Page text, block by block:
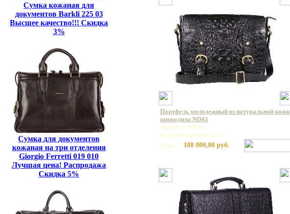
Сумка кожаная для
документов Barkli 225 03
Высшее качество!!! Скидка
3%
Сумка для документов
кожаная на три отделения
Giorgio Ferretti 019 010
Лучшая цена! Распродажа
Скидка 5%
Портфель молодежный из натуральной кожи
крокодила ND43
Артикул: ND43
Базовая единица: шт
Цена:
108 000,00 руб.